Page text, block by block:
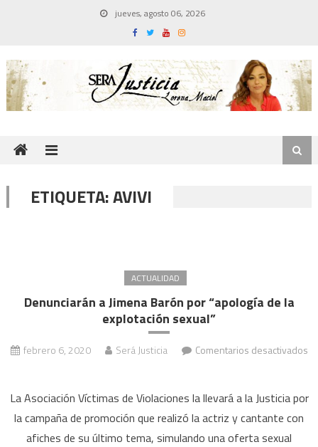
jueves, agosto 06, 2026
ETIQUETA:AVIVI
ACTUALIDAD
Denunciarán a Jimena Barón por “apología de la
explotación sexual”
febrero 6, 2020 Será Justicia
Comentarios desactivados
a
Jimena
Barón
La Asociación Víctimas de Violaciones la llevará a la Justicia por
la campaña de promoción que realizó la actriz y cantante con
afiches de su último tema, simulando una oferta sexual